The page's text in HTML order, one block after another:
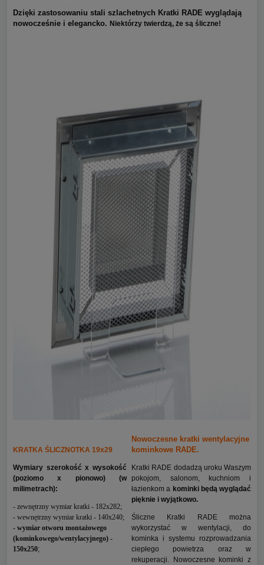
Dzięki zastosowaniu stali szlachetnych Kratki RADE wyglądają
nowocześnie i elegancko. Niektórzy twierdzą, że są śliczne!
KRATKA ŚLICZNOTKA 19x29
Wymiary szerokość x wysokość
(poziomo x pionowo) (w
milimetrach):
- zewnętrzny wymiar kratki - 182x282;
- wewnętrzny wymiar kratki - 140x240;
- wymiar otworu montażowego
(kominkowego/wentylacyjnego) -
150x250;
Nowoczesne kratki wentylacyjne
kominkowe RADE.
Kratki RADE dodadzą uroku Waszym
pokojom, salonom, kuchniom i
łazienkom a kominki będą wyglądać
pięknie i wyjątkowo.
Śliczne Kratki RADE można
wykorzystać w wentylacji, do
kominka i systemu rozprowadzania
ciepłego powietrza oraz w
rekuperacji. Nowoczesne kominki z